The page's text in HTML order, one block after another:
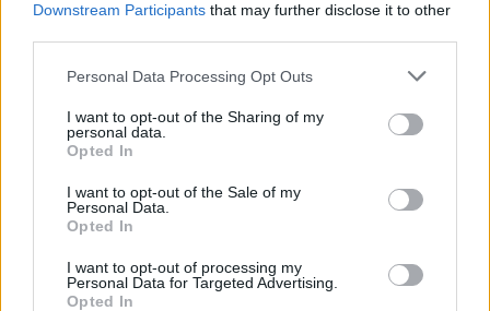
Downstream Participants that may further disclose it to other
Personal Data Processing Opt Outs
I want to opt-out of the Sharing of my
personal data.
Opted In
I want to opt-out of the Sale of my
Personal Data.
Opted In
I want to opt-out of processing my
Personal Data for Targeted Advertising.
Opted In
RABARBERU KOMPOTS vai KLASISKAIS
RABARBERU ĶĪSELIS
Rabarberu sezonā vienu vai otru rabarberu dzērienu
sader ar zemenēm, tāpēc, kolīdz gatavas pirmās
ogas, ir vērts tās piemest kādam rabarberu
ēdienam.